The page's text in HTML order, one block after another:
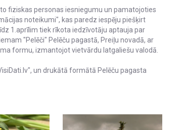
fiziskas personas iesniegumu un pamatojoties
noteikumi", kas paredz iespēju piešķirt
1.aprīlim tiek rīkota iedzīvotāju aptauja par
"Pelēči" Pelēču pagastā, Preiļu novadā, ar
formu, izmantojot vietvārdu latgaliešu valodā.
un drukātā formātā Pelēču pagasta